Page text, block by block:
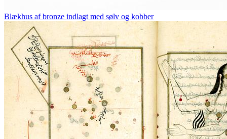
Blækhus af bronze indlagt med sølv og kobber